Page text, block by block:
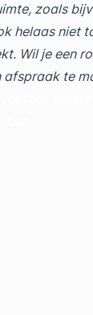
zoals
helaas niet
Wil je een
afspraak te